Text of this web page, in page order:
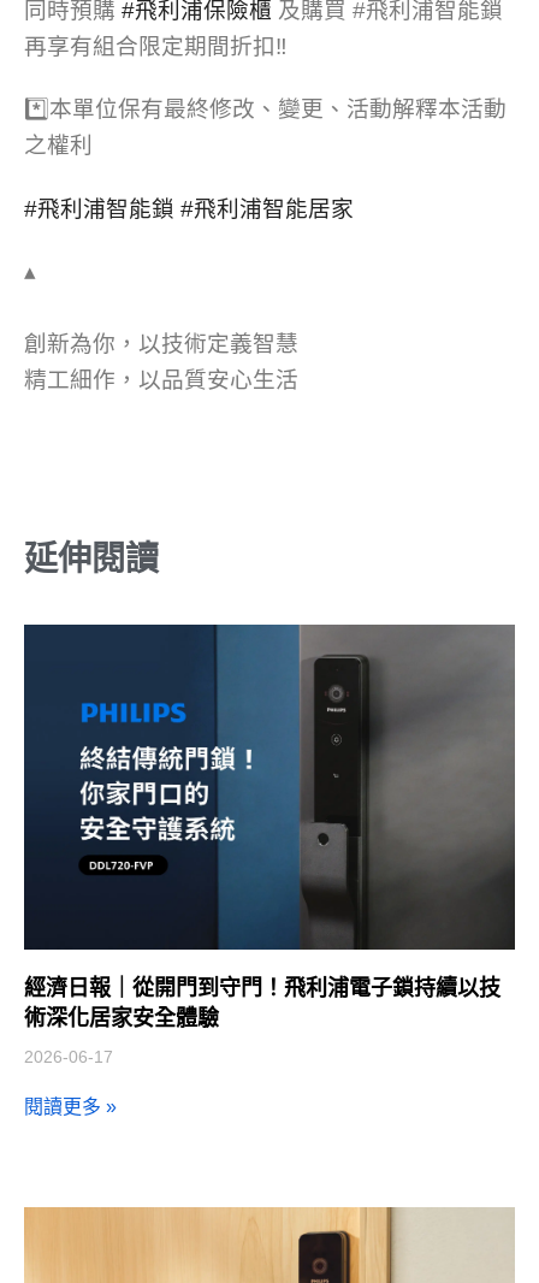
同時預購 #飛利浦保險櫃 及購買 #飛利浦智能鎖
再享有組合限定期間折扣‼️
*️⃣本單位保有最終修改、變更、活動解釋本活動
之權利
#飛利浦智能鎖 #飛利浦智能居家
▴
創新為你，以技術定義智慧
精工細作，以品質安心生活
延伸閱讀
經濟日報｜從開門到守門！飛利浦電子鎖持續以技
術深化居家安全體驗
2026-06-17
閱讀更多 »